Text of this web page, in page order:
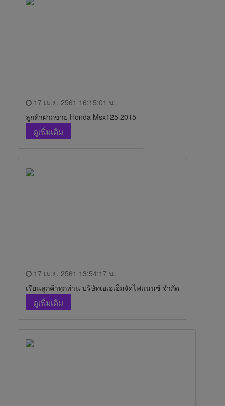
17 เม.ย. 2561 16:15:01 น.
ลูกค้าฝากขาย Honda Msx125 2015
ดูเพิ่มเติม
17 เม.ย. 2561 13:54:17 น.
เรียนลูกค้าทุกท่าน บริษัทเอเอเอ็มจัดไฟแนนซ์ จำกัด
ดูเพิ่มเติม